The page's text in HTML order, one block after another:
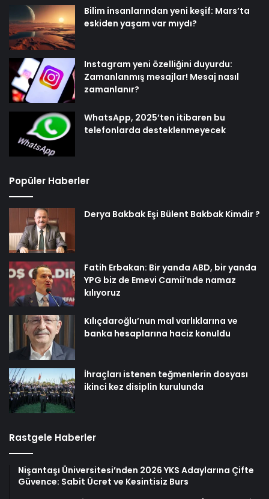
Bilim insanlarından yeni keşif: Mars’ta
eskiden yaşam var mıydı?
Instagram yeni özelliğini duyurdu:
Zamanlanmış mesajlar! Mesaj nasıl
zamanlanır?
WhatsApp, 2025’ten itibaren bu
telefonlarda desteklenmeyecek
Popüler Haberler
Derya Bakbak Eşi Bülent Bakbak Kimdir ?
Fatih Erbakan: Bir yanda ABD, bir yanda
YPG biz de Emevi Camii’nde namaz
kılıyoruz
Kılıçdaroğlu’nun mal varlıklarına ve
banka hesaplarına haciz konuldu
İhraçları istenen teğmenlerin dosyası
ikinci kez disiplin kurulunda
Rastgele Haberler
Nişantaşı Üniversitesi’nden 2026 YKS Adaylarına Çifte
Güvence: Sabit Ücret ve Kesintisiz Burs